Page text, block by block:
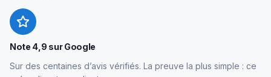
Note 4,9 sur Google
Sur des centaines d’avis vérifiés. La preuve la plus simple : ce